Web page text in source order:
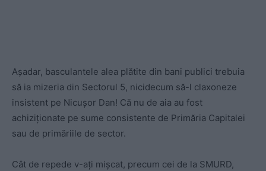
Așadar, basculantele alea plătite din bani publici trebuia
să ia mizeria din Sectorul 5, nicidecum să-l claxoneze
insistent pe Nicușor Dan! Că nu de aia au fost
achiziționate pe sume consistente de Primăria Capitalei
sau de primăriile de sector.
Cât de repede v-ați mișcat, precum cei de la SMURD,